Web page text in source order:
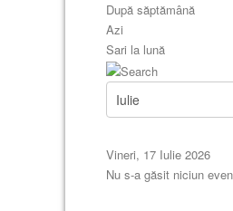
După săptămână
Azi
Sari la lună
Vineri, 17 Iulie 2026
Nu s-a găsit niciun